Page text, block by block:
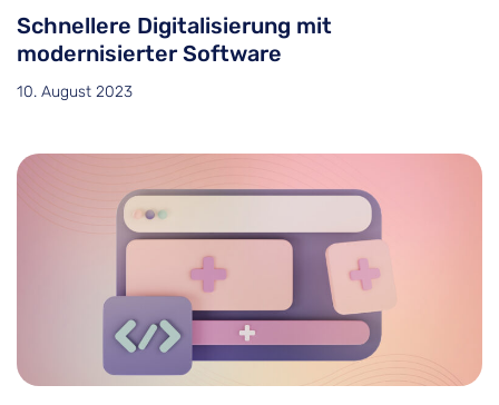
Schnellere Digitalisierung mit
modernisierter Software
10. August 2023